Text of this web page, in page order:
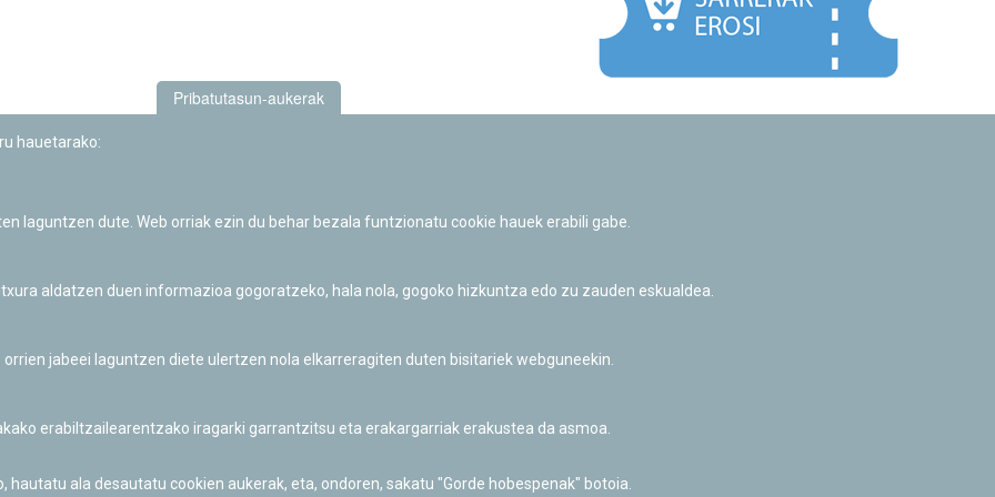
Informazio publikoa eskatzeko baimena
Pribatutasun-aukerak
hauetarako:
laguntzen dute. Web orriak ezin du behar bezala funtzionatu cookie hauek erabili gabe.
aldatzen duen informazioa gogoratzeko, hala nola, gogoko hizkuntza edo zu zauden eskualdea.
jabeei laguntzen diete ulertzen nola elkarreragiten duten bisitariek webguneekin.
erabiltzailearentzako iragarki garrantzitsu eta erakargarriak erakustea da asmoa.
ala desautatu cookien aukerak, eta, ondoren, sakatu "Gorde hobespenak" botoia.